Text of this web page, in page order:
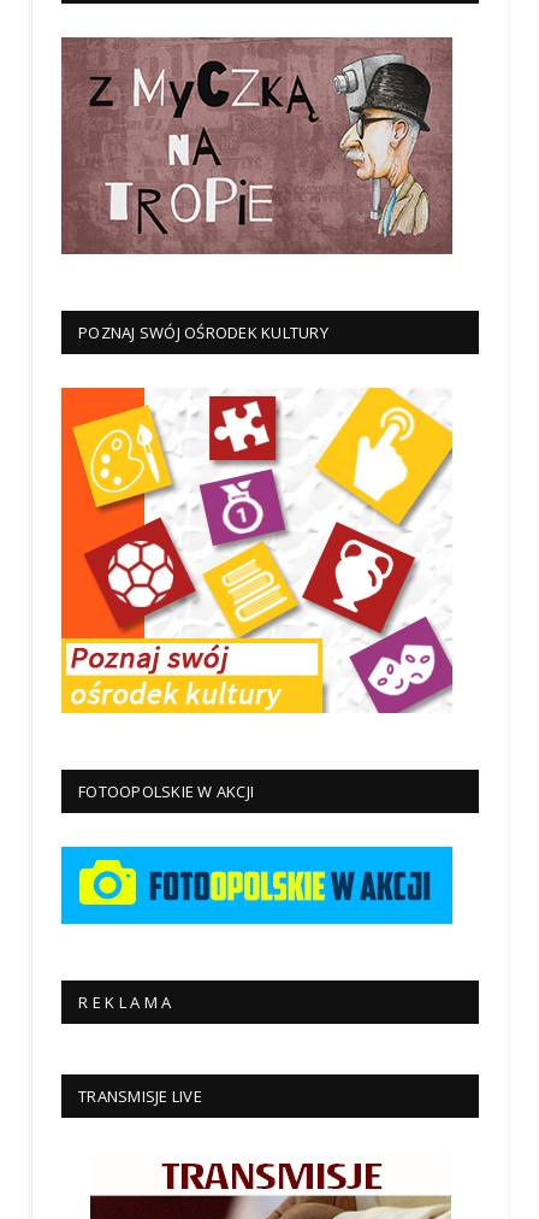
POZNAJ SWÓJ OŚRODEK KULTURY
FOTOOPOLSKIE W AKCJI
R E K L A M A
TRANSMISJE LIVE